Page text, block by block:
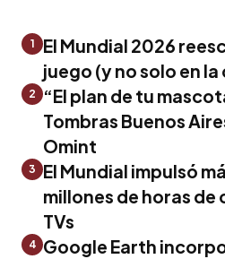
1
El Mundial 2026
juego (y no solo en
2
“El plan de tu
Tombras Buenos
Omint
3
El Mundial impulsó
millones de horas de
TVs
4 Google Earth